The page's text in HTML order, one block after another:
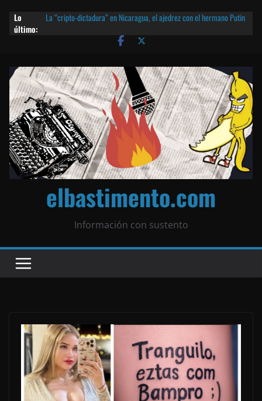
Lo
último:
La “cripto-dictadura” en Nicaragua, el ajedrez con el hermano Putin
Agarrá tu POLLO FRITO, vamos a la dictadura ETERNA | ¡O lo que
¡El partido único! Nicaragua, la Corea del Norte con queso frito y el
Batman de Matagalpa
Las mentiras del Cardenal Leopoldo Brenes con el Papa
¿Piratas de El Carmen en la India? El barco fantasma de Nicaragua |
¡O lo que queda!
elbastimento.com
Información con sustento